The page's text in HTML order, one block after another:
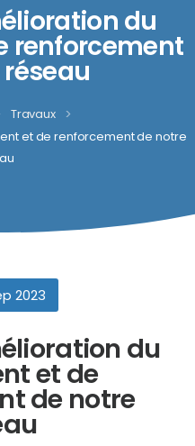
du
renforcement
Travaux >
et de renforcement de notre
2023
du
et de
de notre